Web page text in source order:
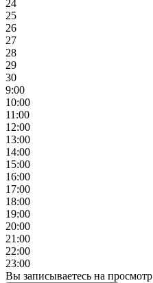
24
25
26
27
28
29
30
9:00
10:00
11:00
12:00
13:00
14:00
15:00
16:00
17:00
18:00
19:00
20:00
21:00
22:00
23:00
Вы записываетесь на просмотр